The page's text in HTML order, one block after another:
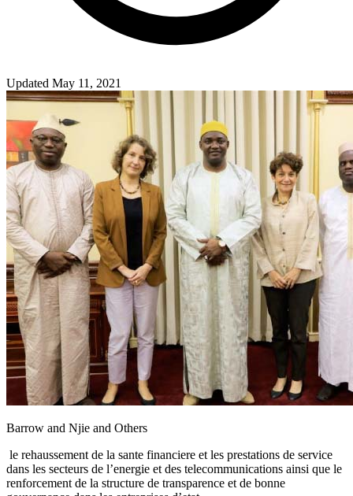
Updated May 11, 2021
Barrow and Njie and Others
le rehaussement de la sante financiere et les prestations de service
dans les secteurs de l’energie et des telecommunications ainsi que le
renforcement de la structure de transparence et de bonne